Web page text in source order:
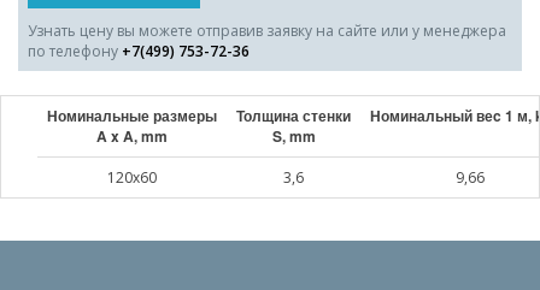
Узнать цену вы можете отправив заявку на сайте или у менеджера
по телефону +7(499) 753-72-36
Номинальные размеры
A x A, mm
Толщина стенки
S, mm
Номинальный веc 1 м,
120x60 3,6 9,66